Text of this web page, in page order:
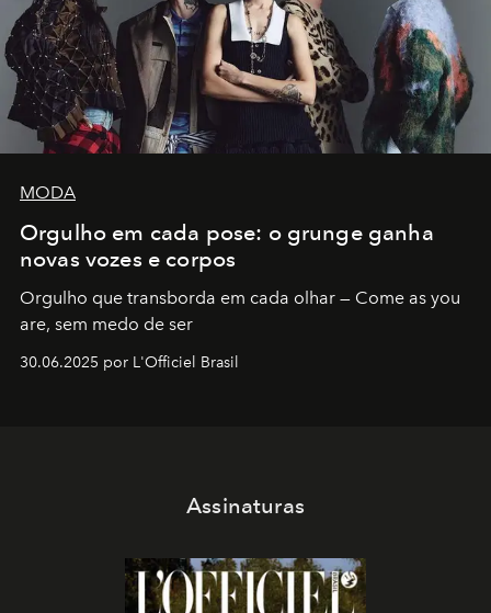
MODA
Orgulho em cada pose: o grunge ganha
novas vozes e corpos
Orgulho que transborda em cada olhar — Come as you
are, sem medo de ser
30.06.2025 por L'Officiel Brasil
Assinaturas